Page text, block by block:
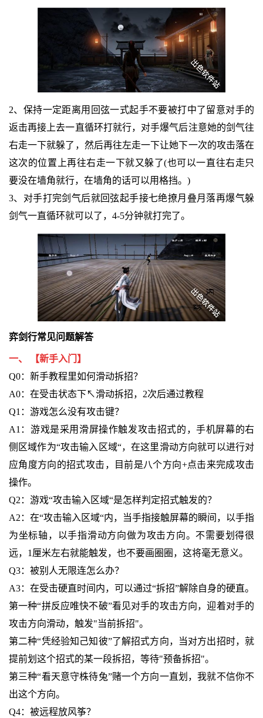
2、保持一定距离用回弦一式起手不要被打中了留意对手的
返击再接上去一直循环打就行，对手爆气后注意她的剑气往
右走一下就躲了，然后再往左走一下让她下一次的攻击落在
这次的位置上再往右走一下就又躲了(也可以一直往右走只
要没在墙角就行，在墙角的话可以用格挡。)
3、对手打完剑气后就回弦起手接七绝撩月叠月落再爆气躲
剑气一直循环就可以了，4-5分钟就打完了。
弈剑行常见问题解答
一、 【新手入门】
Q0：新手教程里如何滑动拆招？
A0：在受击状态下↖️滑动拆招，2次后通过教程
Q1：游戏怎么没有攻击键？
A1：游戏是采用滑屏操作触发攻击招式的，手机屏幕的右
侧区域作为“攻击输入区域“，在这里滑动方向就可以进行对
应角度方向的招式攻击，目前是八个方向+点击来完成攻击
操作。
Q2：游戏“攻击输入区域“是怎样判定招式触发的？
A2：在“攻击输入区域“内，当手指接触屏幕的瞬间，以手指
为坐标轴，以手指滑动方向做为攻击方向。不需要划得很
远，1厘米左右就能触发，也不要画圈圈，这将毫无意义。
Q3：被别人无限连怎么办？
A3：在受击硬直时间内，可以通过“拆招”解除自身的硬直。
第一种“拼反应唯快不破”看见对手的攻击方向，迎着对手的
攻击方向滑动，触发"当前拆招"。
第二种“凭经验知己知彼”了解招式方向，当对方出招时，就
提前划这个招式的某一段拆招，等待"预备拆招"。
第三种“看天意守株待兔”赌一个方向一直划，我就不信你不
出这个方向。
Q4：被远程放风筝？